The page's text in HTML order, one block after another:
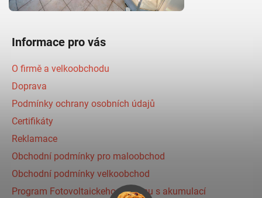
Informace pro vás
O firmě a velkoobchodu
Doprava
Podmínky ochrany osobních údajů
Certifikáty
Reklamace
Obchodní podmínky pro maloobchod
Obchodní podmínky velkoobchod
Program Fotovoltaickeho systému s akumulací